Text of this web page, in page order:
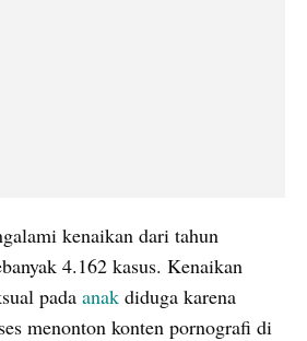
kenaikan dari tahun
4.162 kasus. Kenaikan
pada anak diduga karena
menonton konten pornografi di